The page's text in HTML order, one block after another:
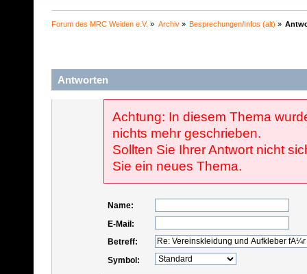
Forum des MRC Weiden e.V. » Archiv» Besprechungen/Infos (alt) »
Antworten
Achtung: In diesem Thema
nichts mehr geschrieben.
Sollten Sie Ihrer Antwort nicht
Sie ein neues Thema.
Name:
E-Mail:
Betreff:
Symbol: